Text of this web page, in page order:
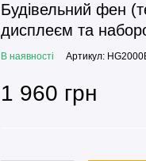
Будівельний фен
дисплеєм та
В наявності Артикул:
1 960 грн